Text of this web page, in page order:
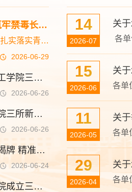
【西安青年聚】团市委举办“筑牢禁毒长城·护航青春梦想”国际禁毒日主题宣教活动
为纵深推进新时代禁毒人民战争，扎实落实青少年毒品预防教育常态化，切实防范青少年药物滥用风险，护航青少年身心健康成长。6月26日下午，团市委联合市禁毒办、市卫健委走进西安明德理工学院莲湖校区，开展“筑牢禁毒长城·护航青春梦想”国际禁毒日主题活动，团市委、市禁毒办、市卫健委、市红十字会、市疾控中心、西安明德理工学院相关领导，200余名青年代表与高校师生及青年志愿者参加了活动。活动现场暖场音乐徐徐响起，青年...
2026-06-29
【陕西省教育厅】西安明德理工学院三所新学院集中揭牌 精准对接陕西重点产业培育应用型人才
2026-06-26
【人民日报】西安明德理工学院三所新学院揭牌成立
2026-06-26
【群众新闻】三所新学院集中揭牌 精准对接陕西重点产业培育应用型人才
2026-06-24
【科技日报】西安明德理工学院成立三所新学院
14
2026-07
关
15
2026-06
关
11
2026-05
29
2026-04
关